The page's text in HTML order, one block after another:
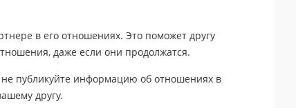
в его отношениях. Это поможет другу
даже если они продолжатся.
публикуйте информацию об отношениях в
другу.